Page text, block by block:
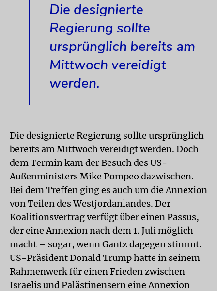
Die designierte
Regierung sollte
ursprünglich bereits am
Mittwoch vereidigt
werden.
Die designierte Regierung sollte ursprünglich
bereits am Mittwoch vereidigt werden. Doch
dem Termin kam der Besuch des US-
Außenministers Mike Pompeo dazwischen.
Bei dem Treffen ging es auch um die Annexion
von Teilen des Westjordanlandes. Der
Koalitionsvertrag verfügt über einen Passus,
der eine Annexion nach dem 1. Juli möglich
macht – sogar, wenn Gantz dagegen stimmt.
US-Präsident Donald Trump hatte in seinem
Rahmenwerk für einen Frieden zwischen
Israelis und Palästinensern eine Annexion